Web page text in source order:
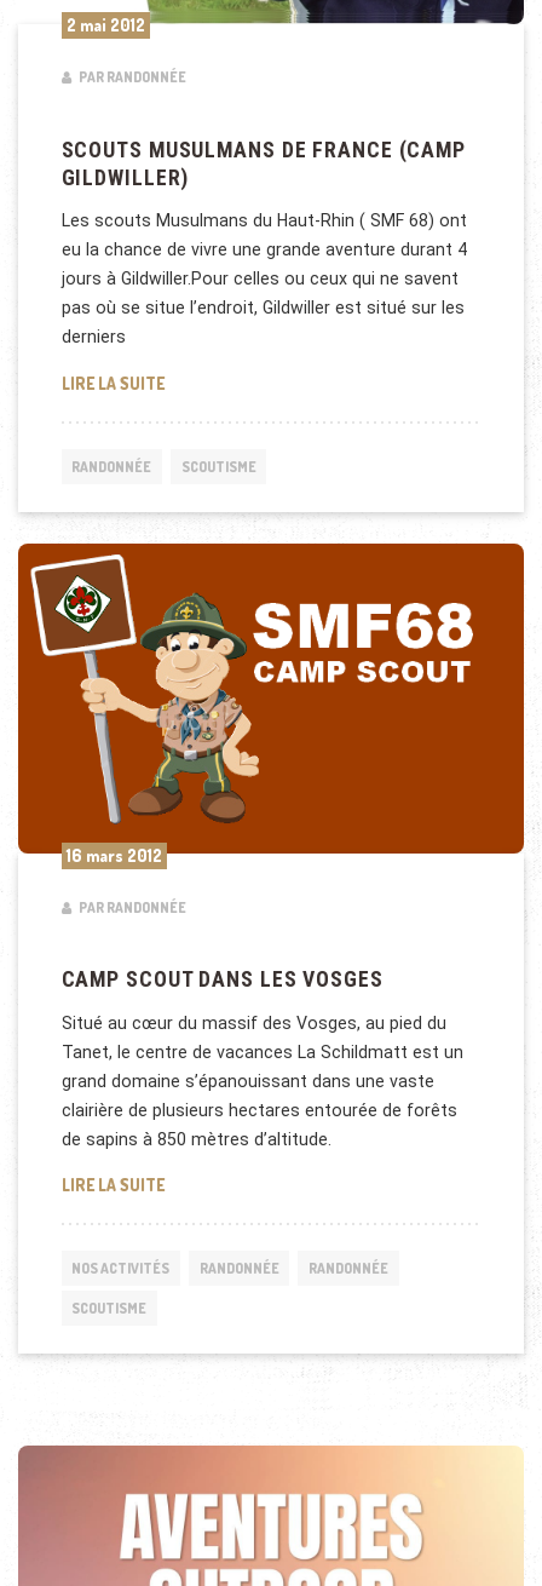
2 mai 2012
PAR RANDONNÉE
SCOUTS MUSULMANS DE FRANCE (CAMP
GILDWILLER)
Les scouts Musulmans du Haut-Rhin ( SMF 68) ont
eu la chance de vivre une grande aventure durant 4
jours à Gildwiller.Pour celles ou ceux qui ne savent
pas où se situe l’endroit, Gildwiller est situé sur les
derniers
LIRE LA SUITESCOUTS MUSULMANS DE FRANCE (CAMP
RANDONNÉE SCOUTISME
16 mars 2012
PAR RANDONNÉE
CAMP SCOUT DANS LES VOSGES
Situé au cœur du massif des Vosges, au pied du
Tanet, le centre de vacances La Schildmatt est un
grand domaine s’épanouissant dans une vaste
clairière de plusieurs hectares entourée de forêts
de sapins à 850 mètres d’altitude.
LIRE LA SUITECAMP SCOUT DANS LES VOSGES
NOS ACTIVITÉS RANDONNÉE RANDONNÉE
SCOUTISME